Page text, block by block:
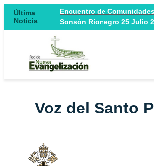
Última
Noticia
Encuentro de
Sonsón Rionegro 25 Julio
Voz del Santo